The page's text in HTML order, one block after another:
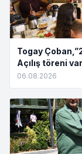
Togay
Açılış töreni
06.08.2026